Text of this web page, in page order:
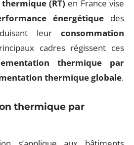
(RT) en France vise
énergétiquedes
leur consommation
cadres régissent ces
thermique par
thermique globale.
thermique par